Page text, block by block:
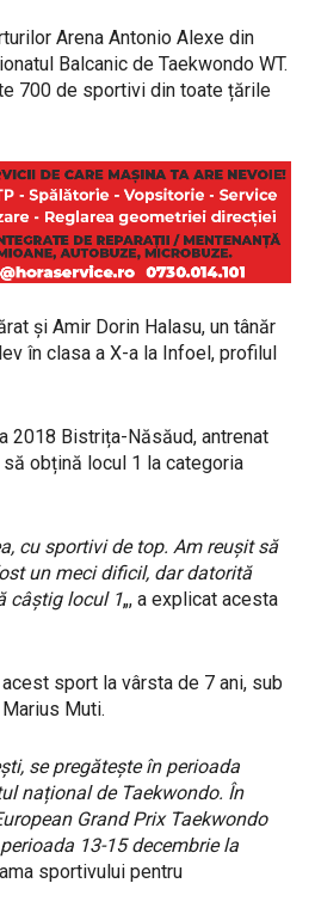
Arena Antonio Alexe din
Balcanic de Taekwondo WT.
700 de sportivi din toate țările
și Amir Dorin Halasu, un tânăr
în clasa a X-a la Infoel, profilul
2018 Bistrița-Năsăud, antrenat
obțină locul 1 la categoria
cu sportivi de top. Am reușit să
un meci dificil, dar datorită
câștig locul 1„, a explicat acesta
sport la vârsta de 7 ani, sub
Muti.
se pregătește în perioada
național de Taekwondo. În
Grand Prix Taekwondo
13-15 decembrie la
sportivului pentru